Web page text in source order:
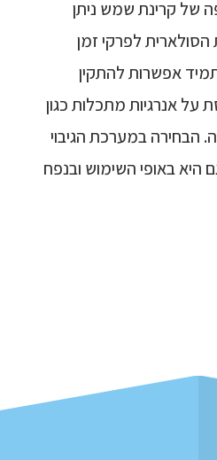
של קרינת שמש ניתן
לפרקי זמן
אפשרות להתקין
על אנרגיות מתכלות כגון
הבחירה במערכת הגיבוי
היא באופי השימוש ובנפח